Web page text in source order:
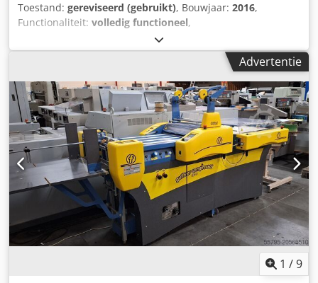
Toestand: gereviseerd (gebruikt), Bouwjaar: 2016,
Functionaliteit: volledig functioneel,
Mini 76 TH
ingangsstroom:Airconditioning, ingangsspanning:400 V,
, AUTOBOND MINI 76 TH,
automatische laminator. Chsdpfxjzpw Izo Abtja Model
2015. Volledig gereviseerd. Maximale vellenmaat: 76 x 105
cm. Minimale vellenmaat: SRA4. Snelheid: 60 m/min. 22
miljoen afdrukken. Heidelberg invoersysteem.
Temperatuur van de persrollen: YCU. Afgeefsysteem met
stapelfunctie. Optioneel nabehandelingssysteem met
verwarming.
Advertentie
1 /9